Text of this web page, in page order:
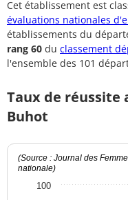
Cet établissement est
évaluations nationales
établissements du
rang 60 du classement
l'ensemble des 101
Taux de réussite
Buhot
(Source : Journal des
nationale)
100